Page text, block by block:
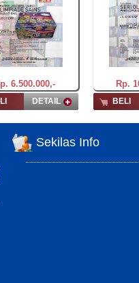
6.500.000,-
DETAIL
Rp.
BELI
Sekilas Info